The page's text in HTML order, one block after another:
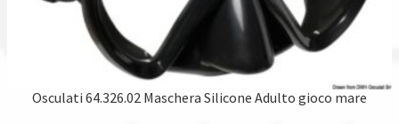
Osculati 64.326.02 Maschera Silicone Adulto gioco mare